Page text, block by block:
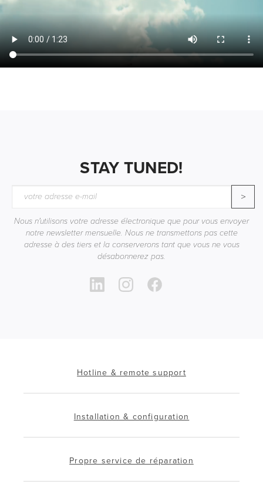
STAY TUNED!
>
Nous n'utilisons votre adresse électronique que pour vous envoyer
notre newsletter mensuelle. Nous ne transmettons pas cette
adresse à des tiers et la conserverons tant que vous ne vous
désabonnerez pas.
Hotline & remote support
Installation & configuration
Propre service de réparation